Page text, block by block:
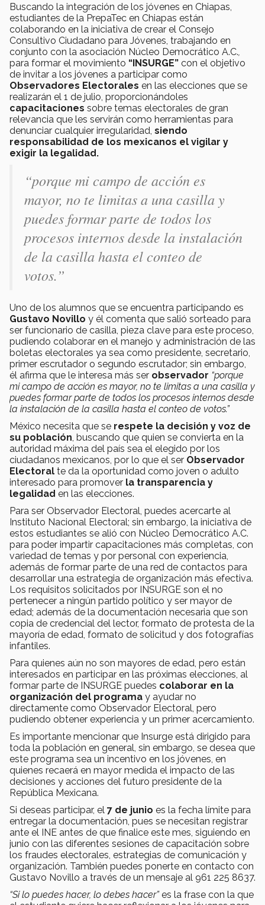
Buscando la integración de los jóvenes en Chiapas,
estudiantes de la PrepaTec en Chiapas están
colaborando en la iniciativa de crear el Consejo
Consultivo Ciudadano para Jóvenes, trabajando en
conjunto con la asociación Núcleo Democrático A.C.
para formar el movimiento “INSURGE” con el objetivo
de invitar a los jóvenes a participar como
Observadores Electorales en las elecciones que se
realizarán el 1 de julio, proporcionándoles
capacitaciones sobre temas electorales de gran
relevancia que les servirán como herramientas para
denunciar cualquier irregularidad, siendo
responsabilidad de los mexicanos el vigilar y
exigir la legalidad.
“porque mi campo de acción es
mayor, no te limitas a una casilla y
puedes formar parte de todos los
procesos internos desde la instalación
de la casilla hasta el conteo de
votos.”
Uno de los alumnos que se encuentra participando es
Gustavo Novillo y él comenta que salió sorteado para
ser funcionario de casilla, pieza clave para este proceso,
pudiendo colaborar en el manejo y administración de las
boletas electorales ya sea como presidente, secretario,
primer escrutador o segundo escrutador; sin embargo,
él afirma que le interesa más ser observador “porque
mi campo de acción es mayor, no te limitas a una casilla y
puedes formar parte de todos los procesos internos desde
la instalación de la casilla hasta el conteo de votos.”
México necesita que se respete la decisión y voz de
su población , buscando que quien se convierta en la
autoridad máxima del país sea el elegido por los
ciudadanos mexicanos, por lo que el ser Observador
Electoral te da la oportunidad como joven o adulto
interesado para promover la transparencia y
legalidad en las elecciones.
Para ser Observador Electoral, puedes acercarte al
Instituto Nacional Electoral; sin embargo, la iniciativa de
estos estudiantes se alió con Núcleo Democrático A.C.
para poder impartir capacitaciones más completas, con
variedad de temas y por personal con experiencia,
además de formar parte de una red de contactos para
desarrollar una estrategia de organización más efectiva.
Los requisitos solicitados por INSURGE son el no
pertenecer a ningún partido político y ser mayor de
edad; además de la documentación necesaria que son
copia de credencial del lector, formato de protesta de la
mayoría de edad, formato de solicitud y dos fotografías
infantiles.
Para quienes aún no son mayores de edad, pero están
interesados en participar en las próximas elecciones, al
formar parte de INSURGE puedes colaborar en la
organización del programa y ayudar no
directamente como Observador Electoral, pero
pudiendo obtener experiencia y un primer acercamiento.
Es importante mencionar que Insurge está dirigido para
toda la población en general, sin embargo, se desea que
este programa sea un incentivo en los jóvenes, en
quienes recaerá en mayor medida el impacto de las
decisiones y acciones del futuro presidente de la
República Mexicana.
Si deseas participar, el 7 de junio es la fecha límite para
entregar la documentación, pues se necesitan registrar
ante el INE antes de que finalice este mes, siguiendo en
junio con las diferentes sesiones de capacitación sobre
los fraudes electorales, estrategias de comunicación y
organización. También puedes ponerte en contacto con
Gustavo Novillo a través de un mensaje al 961 225 8637.
“Si lo puedes hacer, lo debes hacer”es la frase con la que